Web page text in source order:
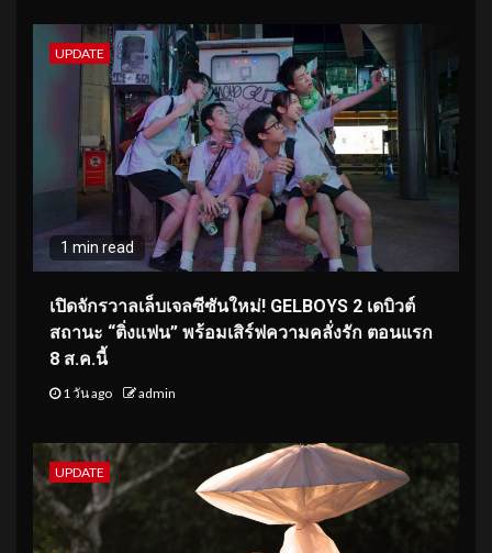
UPDATE
1 min read
เปิดจักรวาลเล็บเจลซีซันใหม่! GELBOYS 2 เดบิวต์
สถานะ “ติ่งแฟน” พร้อมเสิร์ฟความคลั่งรัก ตอนแรก
8 ส.ค.นี้
1 วัน ago admin
UPDATE